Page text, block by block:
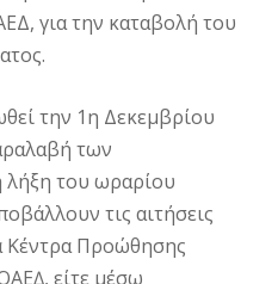
για την καταβολή του
την 1η Δεκεµβρίου
των
λήξη του ωραρίου
τις αιτήσεις
Κέντρα Προώθησης
είτε µέσω